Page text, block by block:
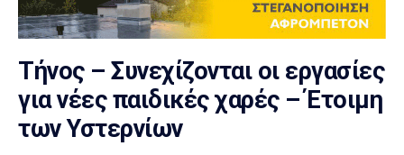
Τήνος – Συνεχίζονται οι εργασίες
για νέες παιδικές χαρές – Έτοιμη
των Υστερνίων